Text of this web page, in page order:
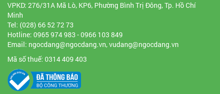
VPKD: 276/31A Mã Lò, KP6, Phường Bình Trị Đông, Tp. Hồ Chí
Minh
Tel: (028) 66 52 72 73
Hotline: 0965 974 983 - 0966 103 849
Email: ngocdang@ngocdang.vn, vudang@ngocdang.vn
Mã số thuế: 0314 409 403